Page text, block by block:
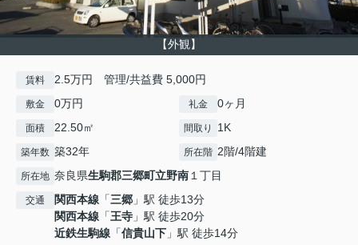
【外観】
賃料 2.5万円 管理/共益費 5,000円
敷金 0万円 礼金 0ヶ月
面積 22.50㎡ 間取り 1K
築年数 築32年 所在階 2階/4階建
所在地 奈良県生駒郡三郷町立野南 １丁目
交通 関西本線 「三郷 」駅 徒歩13分
関西本線 「王寺 」駅 徒歩20分
近鉄生駒線 「信貴山下 」駅 徒歩14分